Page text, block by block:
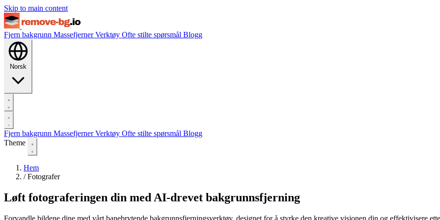
Skip to main content
Fjern bakgrunn MassefjernerVerktøy Ofte stilte spørsmål Blogg
Norsk
Fjern bakgrunn MassefjernerVerktøy Ofte stilte spørsmål Blogg
Theme
Hem
/ Fotografer
Løft fotograferingen din med AI-drevet bakgrunnsfjerning
Forvandle bildene dine med vårt banebrytende bakgrunnsfjerningsverktøy, designet for å styrke den kreative visjonen din og effektivisere